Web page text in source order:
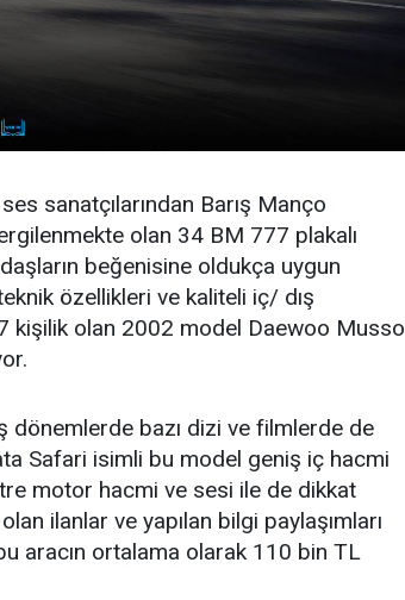
sanatçılarından Barış Manço
olan 34 BM 777 plakalı
beğenisine oldukça uygun
özellikleri ve kaliteli iç/ dış
kişilik olan 2002 model Daewoo Musso
bazı dizi ve filmlerde de
Safari isimli bu model geniş iç hacmi
motor hacmi ve sesi ile de dikkat
ilanlar ve yapılan bilgi paylaşımları
aracın ortalama olarak 110 bin TL